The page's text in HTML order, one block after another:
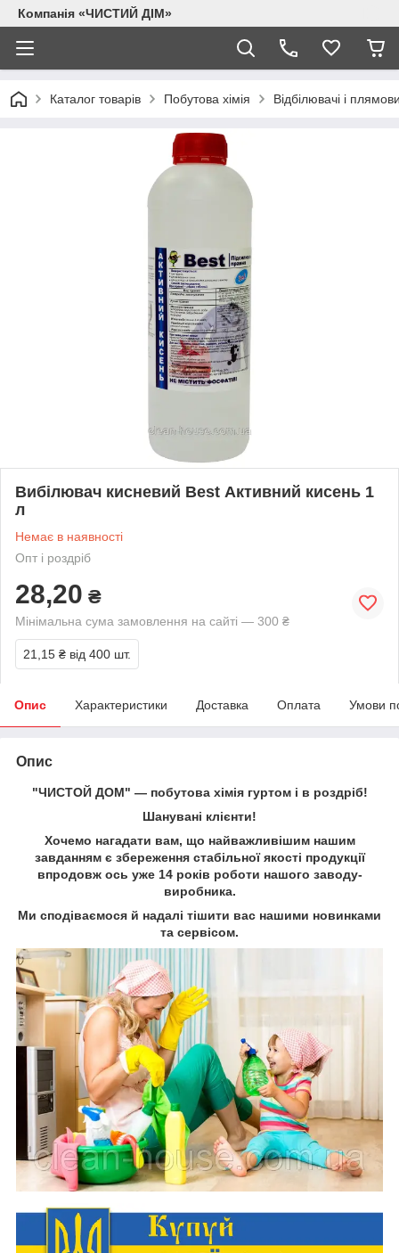
Компанія «ЧИСТИЙ ДІМ»
Каталог товарів Побутова хімія Відбілювачі і
Вибілювач кисневий Best Активний кисень 1
л
Немає в наявності
Опт і роздріб
28,20 ₴
Мінімальна сума замовлення на сайті — 300 ₴
21,15 ₴ від 400 шт.
Опис Характеристики Доставка Оплата Умови
Опис
"ЧИСТОЙ ДОМ" — побутова хімія гуртом і в роздріб!
Шанувані клієнти!
Хочемо нагадати вам, що найважливішим нашим
завданням є збереження стабільної якості продукції
впродовж ось уже 14 років роботи нашого заводу-
виробника.
Ми сподіваємося й надалі тішити вас нашими новинками
та сервісом.